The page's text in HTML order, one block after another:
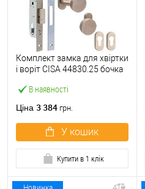
В наявності
Комплект замка для хвіртки
і воріт CISA 44830.25 бочка
60 мм та ручками
Ціна 3 384 грн.
У кошик
Купити в 1 клік